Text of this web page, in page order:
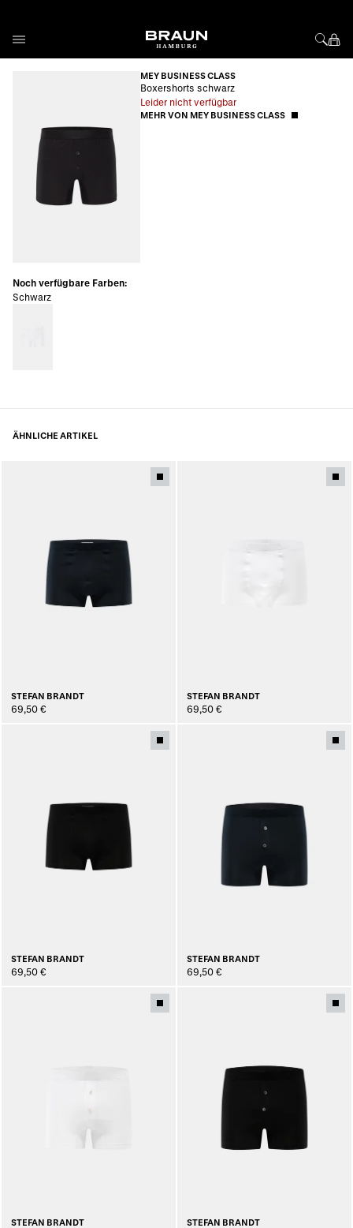
MEY BUSINESS CLASS
Boxershorts schwarz
Leider nicht verfügbar
MEHR VON MEY BUSINESS CLASS
Noch verfügbare Farben:
Schwarz
ÄHNLICHE ARTIKEL
STEFAN BRANDT
69,50 €
STEFAN BRANDT
69,50 €
STEFAN BRANDT
69,50 €
STEFAN BRANDT
69,50 €
STEFAN BRANDT STEFAN BRANDT